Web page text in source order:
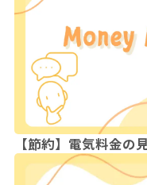
【節約】電気料金の